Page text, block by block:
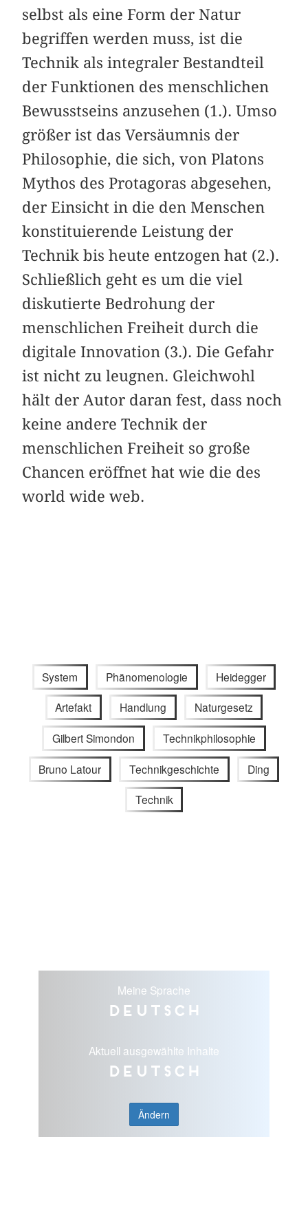
selbst als eine Form der Natur
begriffen werden muss, ist die
Technik als integraler Bestandteil
der Funktionen des menschlichen
Bewusstseins anzusehen (1.). Umso
größer ist das Versäumnis der
Philosophie, die sich, von Platons
Mythos des Protagoras abgesehen,
der Einsicht in die den Menschen
konstituierende Leistung der
Technik bis heute entzogen hat (2.).
Schließlich geht es um die viel
diskutierte Bedrohung der
menschlichen Freiheit durch die
digitale Innovation (3.). Die Gefahr
ist nicht zu leugnen. Gleichwohl
hält der Autor daran fest, dass noch
keine andere Technik der
menschlichen Freiheit so große
Chancen eröffnet hat wie die des
world wide web.
System Phänomenologie Heidegger
Artefakt Handlung Naturgesetz
Gilbert Simondon Technikphilosophie
Bruno Latour Technikgeschichte Ding
Technik
Meine Sprache
Deutsch
Aktuell ausgewählte Inhalte
Deutsch
Ändern